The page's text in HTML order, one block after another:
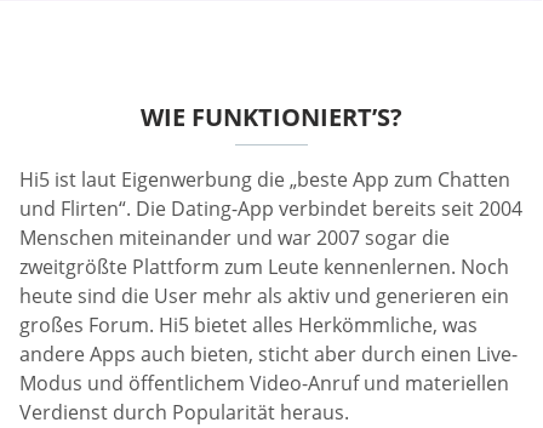
WIE FUNKTIONIERT’S?
Hi5 ist laut Eigenwerbung die „beste App zum Chatten
und Flirten“. Die Dating-App verbindet bereits seit 2004
Menschen miteinander und war 2007 sogar die
zweitgrößte Plattform zum Leute kennenlernen. Noch
heute sind die User mehr als aktiv und generieren ein
großes Forum. Hi5 bietet alles Herkömmliche, was
andere Apps auch bieten, sticht aber durch einen Live-
Modus und öffentlichem Video-Anruf und materiellen
Verdienst durch Popularität heraus.